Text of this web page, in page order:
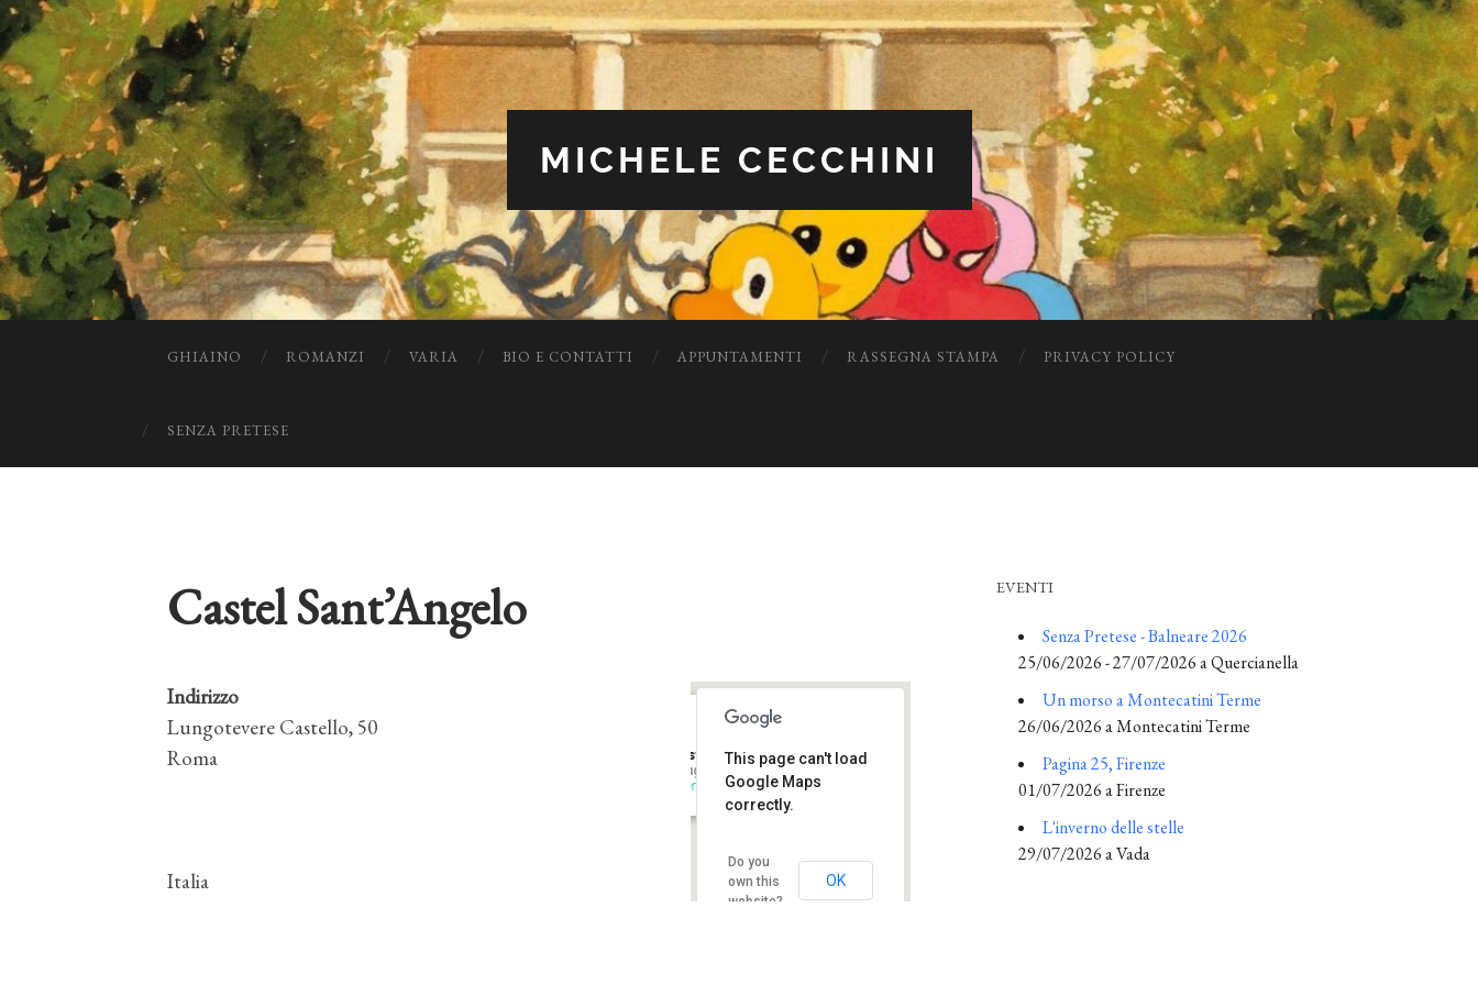
MICHELE CECCHINI
GHIAINO ROMANZI VARIA BIO E CONTATTI APPUNTAMENTI RASSEGNA STAMPA PRIVACY POLICY
SENZA PRETESE
Castel Sant’Angelo
Castel Sant’Angelo
Lungotevere Castello, 50 - Roma
Eventi
This page can't load
Google Maps
correctly.
Do you
own this
website?
OK
Indirizzo
Lungotevere Castello, 50
Roma
Italia
EVENTI
Senza Pretese - Balneare 2026
25/06/2026 - 27/07/2026 a Quercianella
Un morso a Montecatini Terme
26/06/2026 a Montecatini Terme
Pagina 25, Firenze
01/07/2026 a Firenze
L'inverno delle stelle
29/07/2026 a Vada